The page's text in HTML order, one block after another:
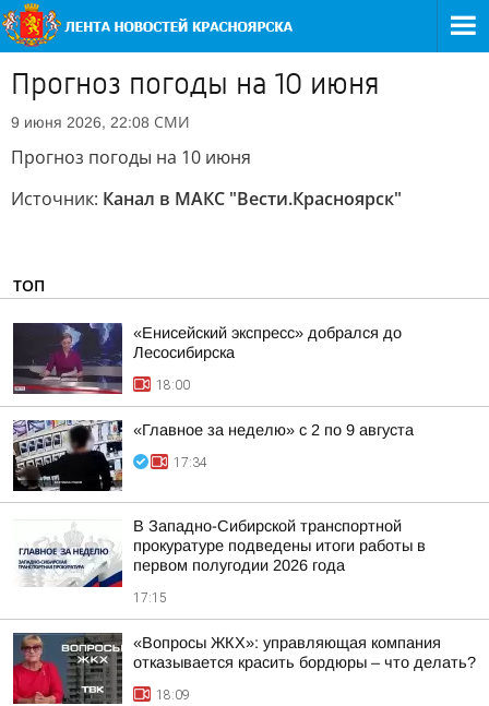
Прогноз погоды на 10 июня
9 июня 2026, 22:08 СМИ
Прогноз погоды на 10 июня
Источник: Канал в МАКС "Вести.Красноярск"
ТОП
«Енисейский экспресс» добрался до
Лесосибирска
18:00
«Главное за неделю» с 2 по 9 августа
17:34
В Западно-Сибирской транспортной
прокуратуре подведены итоги работы в
первом полугодии 2026 года
17:15
«Вопросы ЖКХ»: управляющая компания
отказывается красить бордюры – что делать?
18:09